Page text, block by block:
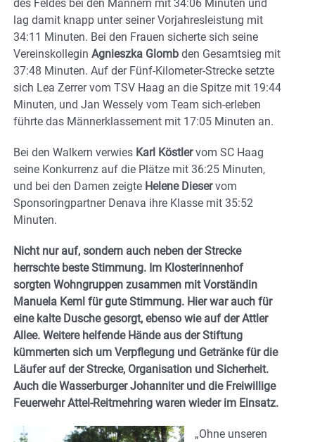
des Feldes bei den Männern mit 34:06 Minuten und
lag damit knapp unter seiner Vorjahresleistung mit
34:11 Minuten. Bei den Frauen sicherte sich seine
Vereinskollegin Agnieszka Glomb den Gesamtsieg mit
37:48 Minuten. Auf der Fünf-Kilometer-Strecke setzte
sich Lea Zerrer vom TSV Haag an die Spitze mit 19:44
Minuten, und Jan Wessely vom Team sich-erleben
führte das Männerklassement mit 17:05 Minuten an.
Bei den Walkern verwies Karl Köstlervom SC Haag
seine Konkurrenz auf die Plätze mit 36:25 Minuten,
und bei den Damen zeigte Helene Dieservom
Sponsoringpartner Denava ihre Klasse mit 35:52
Minuten.
Nicht nur auf, sondern auch neben der Strecke
herrschte beste Stimmung. Im Klosterinnenhof
sorgten Wohngruppen zusammen mit Vorständin
Manuela Keml für gute Stimmung. Hier war auch für
eine kalte Dusche gesorgt, ebenso wie auf der Attler
Allee. Weitere helfende Hände aus der Stiftung
kümmerten sich um Verpflegung und Getränke für die
Läufer auf der Strecke, Organisation und Sicherheit.
Auch die Wasserburger Johanniter und die Freiwillige
Feuerwehr Attel-Reitmehring waren wieder im Einsatz.
„Ohne unseren